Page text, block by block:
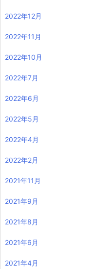
2022年12月
2022年11月
2022年10月
2022年7月
2022年6月
2022年5月
2022年4月
2022年2月
2021年11月
2021年9月
2021年8月
2021年6月
2021年4月